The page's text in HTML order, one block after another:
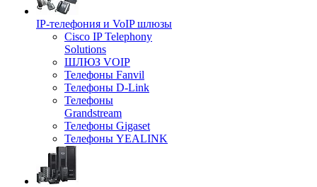
IP-телефония и VoIP шлюзы
Cisco IP Telephony
Solutions
ШЛЮЗ VOIP
Телефоны Fanvil
Телефоны D-Link
Телефоны
Grandstream
Телефоны Gigaset
Телефоны YEALINK